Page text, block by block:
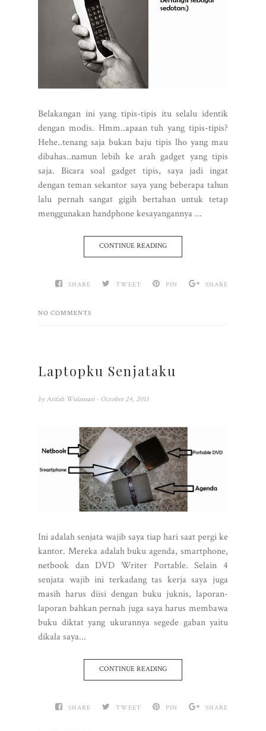
Belakangan ini yang tipis-tipis itu selalu identik
dengan modis. Hmm..apaan tuh yang tipis-tipis?
Hehe..tenang saja bukan baju tipis lho yang mau
dibahas..namun lebih ke arah gadget yang tipis
saja. Bicara soal gadget tipis, saya jadi ingat
dengan teman sekantor saya yang beberapa tahun
lalu pernah sangat gigih bertahan untuk tetap
menggunakan handphone kesayangannya ...
CONTINUE READING
SHARE TWEET PIN SHARE
NO COMMENTS
Laptopku Senjataku
by Arifah Wulansari - October 24, 2013
Ini adalah senjata wajib saya tiap hari saat pergi ke
kantor. Mereka adalah buku agenda, smartphone,
netbook dan DVD Writer Portable. Selain 4
senjata wajib ini terkadang tas kerja saya juga
masih harus diisi dengan buku juknis, laporan-
laporan bahkan pernah juga saya harus membawa
buku diktat yang ukurannya segede gaban yaitu
dikala saya...
CONTINUE READING
SHARE TWEET PIN SHARE